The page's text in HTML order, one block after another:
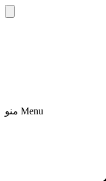
Skip
to
منو Menu